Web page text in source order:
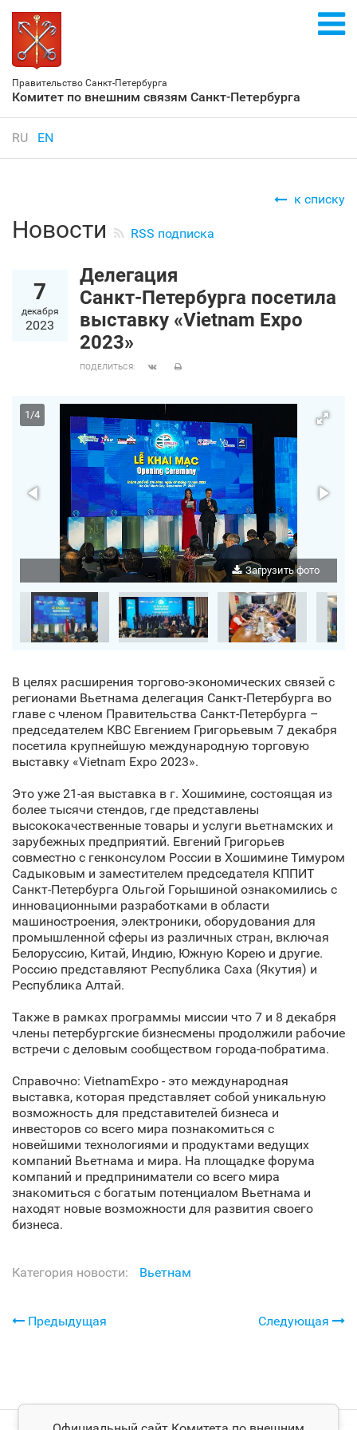
Правительство Санкт‑Петербурга
Комитет по внешним связям Санкт‑Петербурга
RU EN
к списку
Новости RSS подписка
7
декабря
2023
Делегация
Санкт‑Петербурга посетила
выставку «Vietnam Expo
2023»
ПОДЕЛИТЬСЯ:
Загрузить фото
1/4
В целях расширения торгово-экономических связей с
регионами Вьетнама делегация Санкт‑Петербурга во
главе с членом Правительства Санкт‑Петербурга –
председателем КВС Евгением Григорьевым 7 декабря
посетила крупнейшую международную торговую
выставку «Vietnam Expo 2023».
Это уже 21-ая выставка в г. Хошимине, состоящая из
более тысячи стендов, где представлены
высококачественные товары и услуги вьетнамских и
зарубежных предприятий. Евгений Григорьев
совместно с генконсулом России в Хошимине Тимуром
Садыковым и заместителем председателя КППИТ
Санкт‑Петербурга Ольгой Горышиной ознакомились с
инновационными разработками в области
машиностроения, электроники, оборудования для
промышленной сферы из различных стран, включая
Белоруссию, Китай, Индию, Южную Корею и другие.
Россию представляют Республика Саха (Якутия) и
Республика Алтай.
Также в рамках программы миссии что 7 и 8 декабря
члены петербургские бизнесмены продолжили рабочие
встречи с деловым сообществом города-побратима.
Справочно: VietnamExpo - это международная
выставка, которая представляет собой уникальную
возможность для представителей бизнеса и
инвесторов со всего мира познакомиться с
новейшими технологиями и продуктами ведущих
компаний Вьетнама и мира. На площадке форума
компаний и предприниматели со всего мира
знакомиться с богатым потенциалом Вьетнама и
находят новые возможности для развития своего
бизнеса.
Категория новости: Вьетнам
Предыдущая Следующая